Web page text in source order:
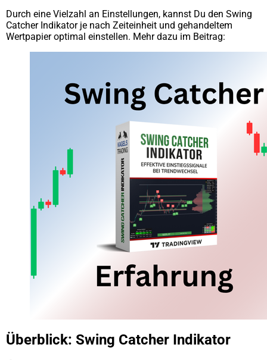
Durch eine Vielzahl an Einstellungen, kannst Du den Swing
Catcher Indikator je nach Zeiteinheit und gehandeltem
Wertpapier optimal einstellen. Mehr dazu im Beitrag:
Überblick: Swing Catcher Indikator